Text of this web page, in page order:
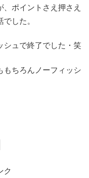
ポイントさえ押さえ
した。
シュで終了でした・笑
もちろんノーフィッシ
ク